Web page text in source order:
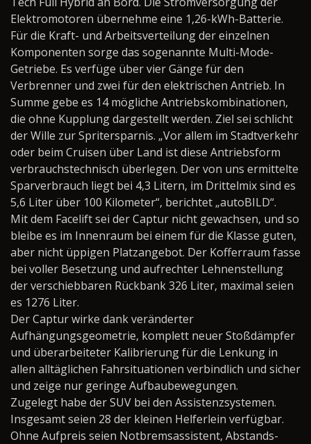
Elektromotoren übernehme eine 1,26-kWh-Batterie.
Für die Kraft- und Arbeitsverteilung der einzelnen
Komponenten sorge das sogenannte Multi-Mode-
Getriebe. Es verfüge über vier Gänge für den
Verbrenner und zwei für den elektrischen Antrieb. In
Summe gebe es 14 mögliche Antriebskombinationen,
die ohne Kupplung dargestellt werden. Ziel sei schlicht
der Wille zur Spritersparnis. „Vor allem im Stadtverkehr
oder beim Cruisen über Land ist diese Antriebsform
verbrauchstechnisch überlegen. Der von uns ermittelte
Sparverbrauch liegt bei 4,3 Litern, im Drittelmix sind es
5,6 Liter über 100 Kilometer“, berichtet „autoBILD“.
Mit dem Facelift sei der Captur nicht gewachsen, und so
bleibe es im Innenraum bei einem für die Klasse guten,
aber nicht üppigen Platzangebot. Der Kofferraum fasse
bei voller Besetzung und aufrechter Lehnenstellung
der verschiebbaren Rückbank 326 Liter, maximal seien
es 1276 Liter.
Der Captur wirke dank veränderter
Aufhängungsgeometrie, komplett neuer Stoßdämpfer
und überarbeiteter Kalibrierung für die Lenkung in
allen alltäglichen Fahrsituationen verbindlich und sicher
und zeige nur geringe Aufbaubewegungen.
Zugelegt habe der SUV bei den Assistenzsystemen.
Insgesamt seien 28 der kleinen Helferlein verfügbar.
Ohne Aufpreis seien Notbremsassistent, Abstands-